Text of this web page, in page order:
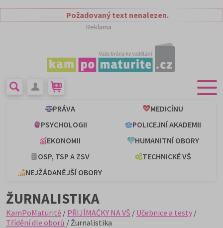
Požadovaný text nenalezen.
Reklama
PRÁVA
MEDICÍNU
PSYCHOLOGII
POLICEJNÍ AKADEMII
EKONOMII
HUMANITNÍ OBORY
OSP, TSP A ZSV
TECHNICKÉ VŠ
NEJŽÁDANĚJŠÍ OBORY
ŽURNALISTIKA
KamPoMaturitě / PŘIJÍMAČKY NA VŠ / Učebnice a testy /
Třídění dle oborů / Žurnalistika